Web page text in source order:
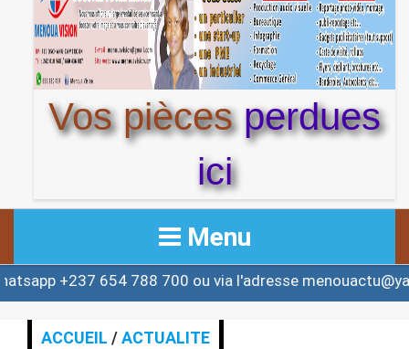
Vos piècesperdues
ici
Menu
ACCUEIL
ACTUALITE
788 700 ou via l'adresse menouactu@yahoo.com ou
ACCUEIL /ACTUALITE